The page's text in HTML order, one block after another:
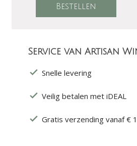
Service van Artisan
Snelle levering
Veilig betalen met iDEAL
Gratis verzending vanaf €